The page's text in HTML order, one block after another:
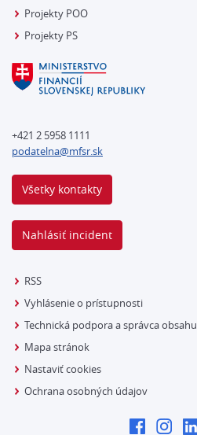
Projekty POO
Projekty PS
+421 2 5958 1111
podatelna@mfsr.sk
Všetky kontakty
Nahlásiť incident
RSS
Vyhlásenie o prístupnosti
Technická podpora a správca obsahu
Mapa stránok
Nastaviť cookies
Ochrana osobných údajov